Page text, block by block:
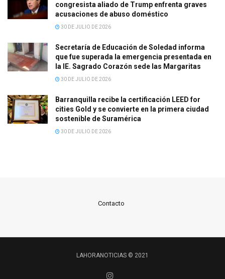
congresista aliado de Trump enfrenta graves
acusaciones de abuso doméstico
30 DE JULIO DE 2026
Secretaría de Educación de Soledad informa
que fue superada la emergencia presentada en
la IE. Sagrado Corazón sede las Margaritas
30 DE JULIO DE 2026
Barranquilla recibe la certificación LEED for
cities Gold y se convierte en la primera ciudad
sostenible de Suramérica
30 DE JULIO DE 2026
Contacto
LAHORANOTICIAS © 2021